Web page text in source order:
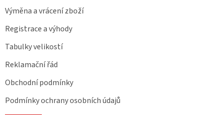
Výměna a vrácení zboží
Registrace a výhody
Tabulky velikostí
Reklamační řád
Obchodní podmínky
Podmínky ochrany osobních údajů